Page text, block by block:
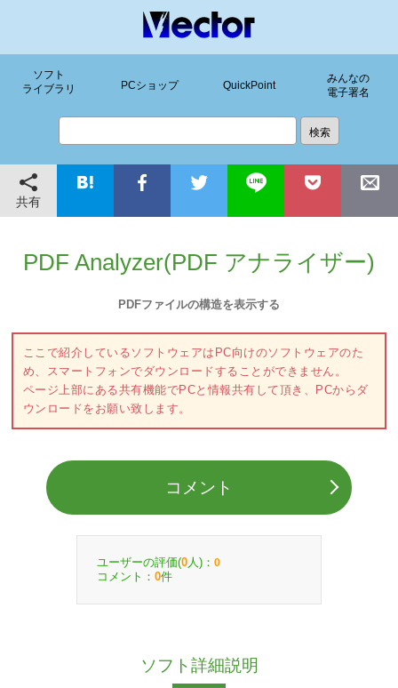
ソフト
ライブラリ
PCショップ QuickPoint
みんなの
電子署名
共有
PDF Analyzer(PDF アナライザー)
PDFファイルの構造を表示する
ここで紹介しているソフトウェアはPC向けのソフトウェアのた
め、スマートフォンでダウンロードすることができません。
ページ上部にある共有機能でPCと情報共有して頂き、PCからダ
ウンロードをお願い致します。
コメント
ユーザーの評価(0 人)： 0
コメント： 0件
ソフト詳細説明